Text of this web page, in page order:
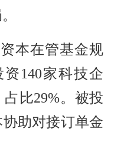
本在管基金规
140家科技企
比29%。被投
助对接订单金